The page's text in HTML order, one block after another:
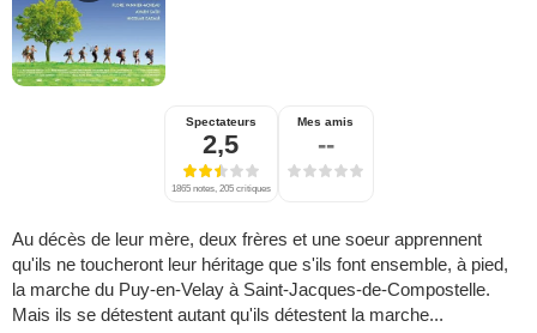
Spectateurs
2,5
1865 notes, 205 critiques
Mes amis
--
Au décès de leur mère, deux frères et une soeur apprennent
qu'ils ne toucheront leur héritage que s'ils font ensemble, à pied,
la marche du Puy-en-Velay à Saint-Jacques-de-Compostelle.
Mais ils se détestent autant qu'ils détestent la marche...